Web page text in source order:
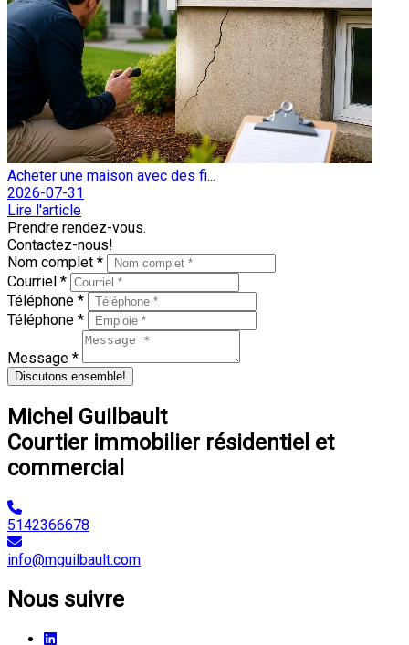
Acheter une maison avec des fi...
2026-07-31
Lire l'article
Prendre rendez-vous.
Contactez-nous!
Nom complet *
Courriel *
Téléphone *
Téléphone *
Message *
Discutons ensemble!
Michel Guilbault
Courtier immobilier résidentiel et
commercial
5142366678
info@mguilbault.com
Nous suivre